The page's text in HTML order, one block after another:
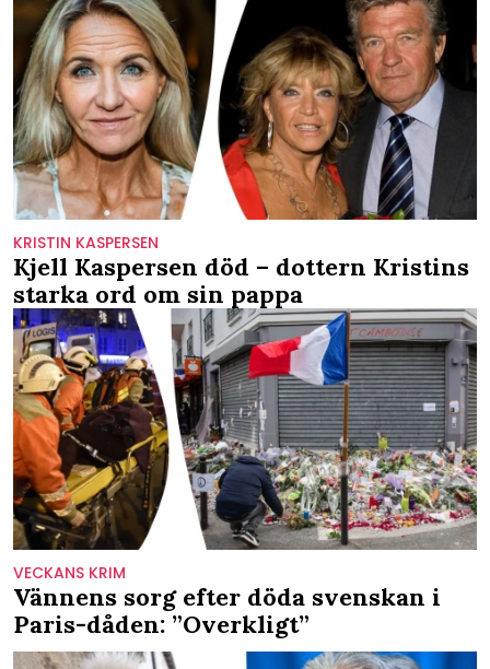
KRISTIN KASPERSEN
Kjell Kaspersen död – dottern Kristins
starka ord om sin pappa
VECKANS KRIM
Vännens sorg efter döda svenskan i
Paris-dåden: ”Overkligt”